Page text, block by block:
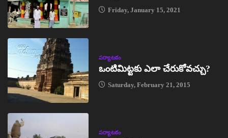
Friday, January 15, 2021
పర్యాటకం
ఒంటిమిట్టకు ఎలా చేరుకోవచ్చు?
Saturday, February 21, 2015
పర్యాటకం